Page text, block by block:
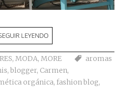
LEYENDO
, MODA, MORE
aromas
, blogger, Carmen,
orgánica, fashion blog,